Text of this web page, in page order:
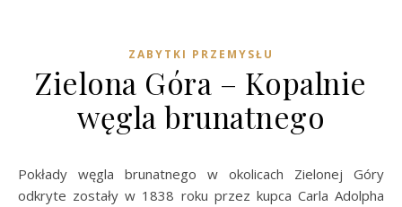
ZABYTKI PRZEMYSŁU
Zielona Góra – Kopalnie
węgla brunatnego
Pokłady węgla brunatnego w okolicach Zielonej Góry
odkryte zostały w 1838 roku przez kupca Carla Adolpha